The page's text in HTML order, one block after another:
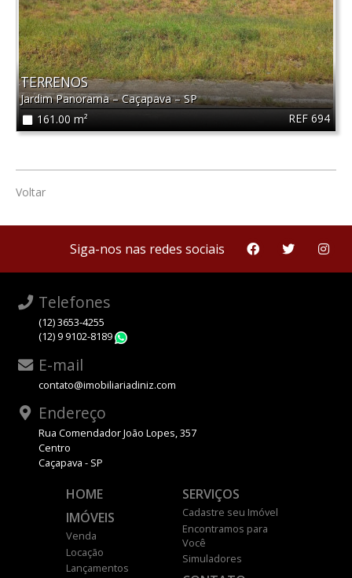
REF 694
TERRENOS
Jardim Panorama–Caçapava–SP
161.00 m²
Voltar
Siga-nos nas redes sociais
Telefones
(12) 3653-4255
(12) 9 9102-8189
E-mail
contato@imobiliariadiniz.com
Endereço
Rua Comendador João Lopes, 357
Centro
Caçapava - SP
HOME
IMÓVEIS
Venda
Locação
Lançamentos
SERVIÇOS
Cadastre seu Imóvel
Encontramos para
Você
Simuladores